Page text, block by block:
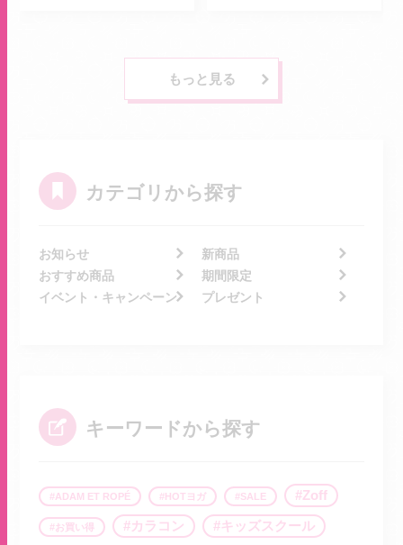
もっと見る
カテゴリから探す
お知らせ
新商品
おすすめ商品
期間限定
イベント・キャンペーン
プレゼント
キーワードから探す
ADAM ET ROPÉ HOTヨガ SALE Zoff
お買い得 カラコン キッズスクール